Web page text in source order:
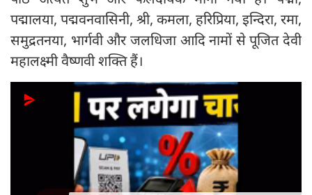
पद्मालया, पद्मवनवासिनी, श्री, कमला, हरिप्रिया, इन्दिरा, रमा,
समुद्रतनया, भार्गवी और जलधिजा आदि नामों से पूजित देवी
महालक्ष्मी वैष्णवी शक्ति हैं।